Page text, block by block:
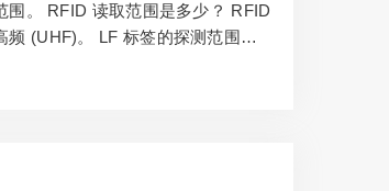
。 RFID 读取范围是多少？ RFID
(UHF)。 LF 标签的探测范围比